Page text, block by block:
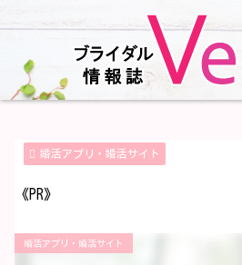
婚活アプリ・婚活サイト
《PR》
婚活アプリ・婚活サイト